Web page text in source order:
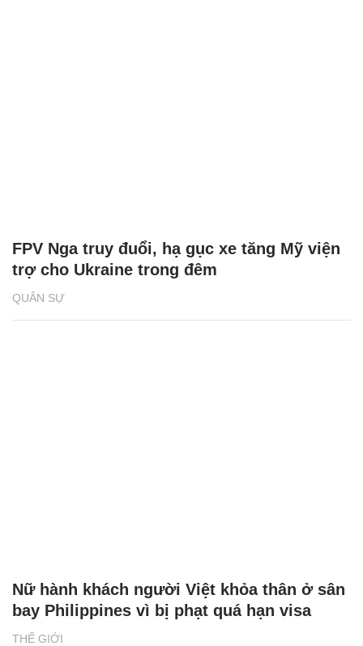
QUÂN SỰ
FPV Nga truy đuổi, hạ gục xe tăng Mỹ viện
trợ cho Ukraine trong đêm
THẾ GIỚI
Nữ hành khách người Việt khỏa thân ở sân
bay Philippines vì bị phạt quá hạn visa